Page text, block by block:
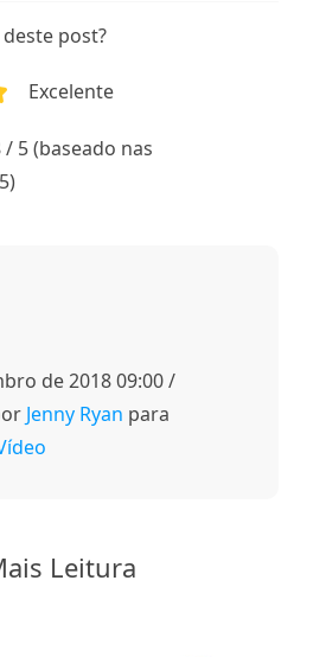
post?
Excelente
/ 5 (baseado nas
de 2018 09:00 /
Jenny Ryan para
Leitura